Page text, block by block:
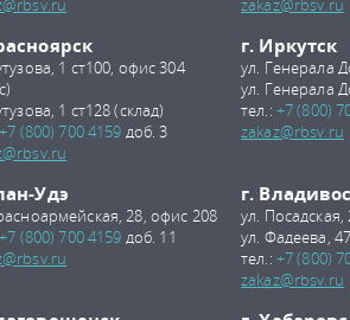
zakaz@rbsv.ru
1 ст100, офис 304
1 ст128 (склад)
+7 (800) 700 4159 доб. 3
г. Иркутск
ул. Генерала
ул. Генерала
тел.: +7 (800)
zakaz@rbsv.ru
Удэ
28, офис 208
+7 (800) 700 4159 доб. 11
г.
ул.
ул. Фадеева,
тел.: +7 (800)
zakaz@rbsv.ru